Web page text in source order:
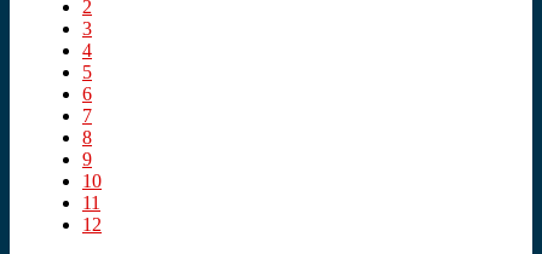
2
3
4
5
6
7
8
9
10
11
12